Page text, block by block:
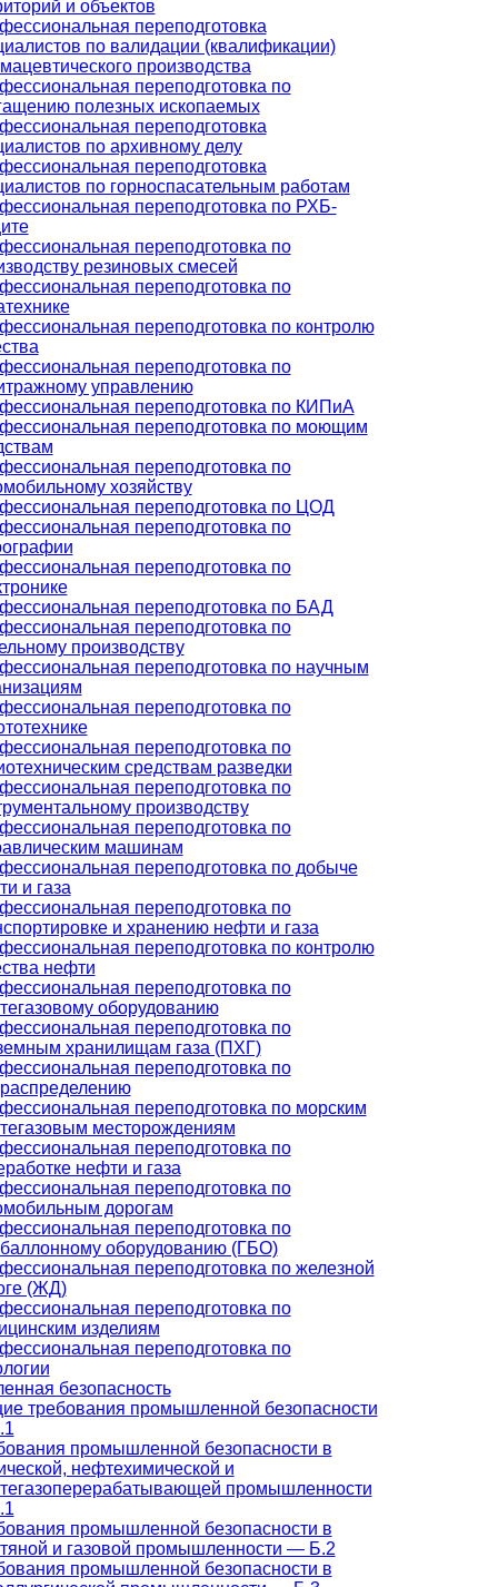
и объектов
переподготовка
по валидации (квалификации)
производства
переподготовка по
полезных ископаемых
переподготовка
по архивному делу
переподготовка
по горноспасательным работам
переподготовка по РХБ-
переподготовка по
резиновых смесей
переподготовка по
переподготовка по контролю
переподготовка по
управлению
переподготовка по КИПиА
переподготовка по моющим
переподготовка по
хозяйству
переподготовка по ЦОД
переподготовка по
переподготовка по
переподготовка по БАД
переподготовка по
производству
переподготовка по научным
переподготовка по
переподготовка по
средствам разведки
переподготовка по
производству
переподготовка по
машинам
переподготовка по добыче
и газа
переподготовка по
и хранению нефти и газа
переподготовка по контролю
нефти
переподготовка по
оборудованию
переподготовка по
хранилищам газа (ПХГ)
переподготовка по
переподготовка по морским
месторождениям
переподготовка по
нефти и газа
переподготовка по
дорогам
переподготовка по
оборудованию (ГБО)
переподготовка по железной
(ЖД)
переподготовка по
изделиям
переподготовка по
безопасность
требования промышленной безопасности
промышленной безопасности в
нефтехимической и
промышленности
промышленной безопасности в
и газовой промышленности — Б.2
промышленной безопасности в